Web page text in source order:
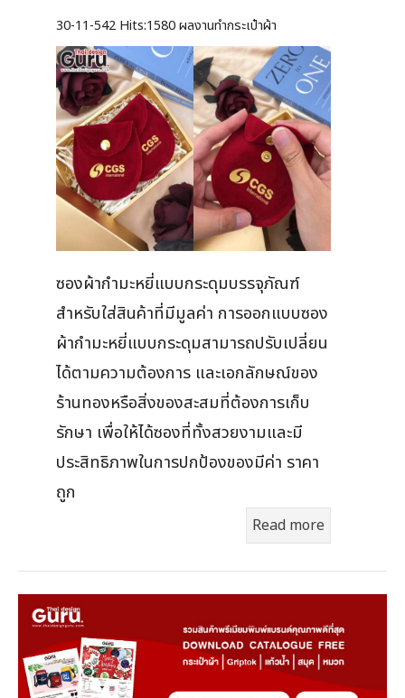
30-11-542 Hits:1580 ผลงานทำกระเป๋าผ้า
ซองผ้ากำมะหยี่แบบกระดุมบรรจุภัณฑ์
สำหรับใส่สินค้าที่มีมูลค่า การออกแบบซอง
ผ้ากำมะหยี่แบบกระดุมสามารถปรับเปลี่ยน
ได้ตามความต้องการ และเอกลักษณ์ของ
ร้านทองหรือสิ่งของสะสมที่ต้องการเก็บ
รักษา เพื่อให้ได้ซองที่ทั้งสวยงามและมี
ประสิทธิภาพในการปกป้องของมีค่า ราคา
ถูก
Read more